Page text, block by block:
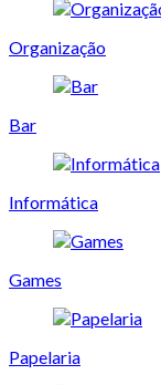
Organização
Bar
Informática
Games
Papelaria